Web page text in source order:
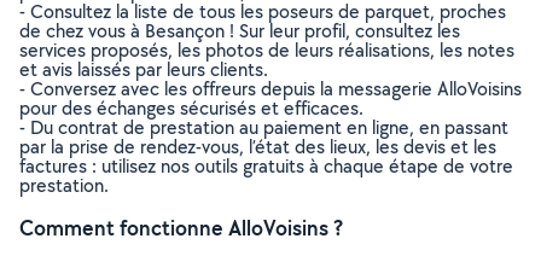
- Consultez la liste de tous les poseurs de parquet, proches
de chez vous à Besançon ! Sur leur profil, consultez les
services proposés, les photos de leurs réalisations, les notes
et avis laissés par leurs clients.
- Conversez avec les offreurs depuis la messagerie AlloVoisins
pour des échanges sécurisés et efficaces.
- Du contrat de prestation au paiement en ligne, en passant
par la prise de rendez-vous, l’état des lieux, les devis et les
factures : utilisez nos outils gratuits à chaque étape de votre
prestation.
Comment fonctionne AlloVoisins ?